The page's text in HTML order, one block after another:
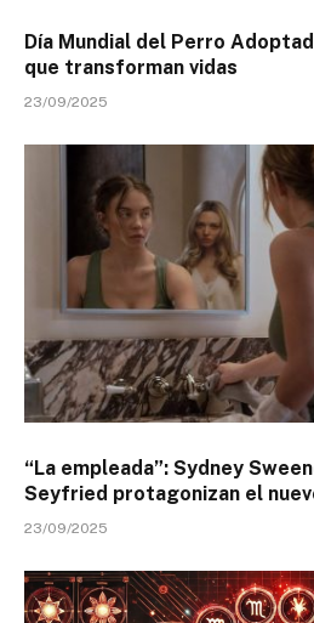
Día Mundial del Perro
que transforman vidas
23/09/2025
“La empleada”: Sydney
Seyfried protagonizan el
23/09/2025